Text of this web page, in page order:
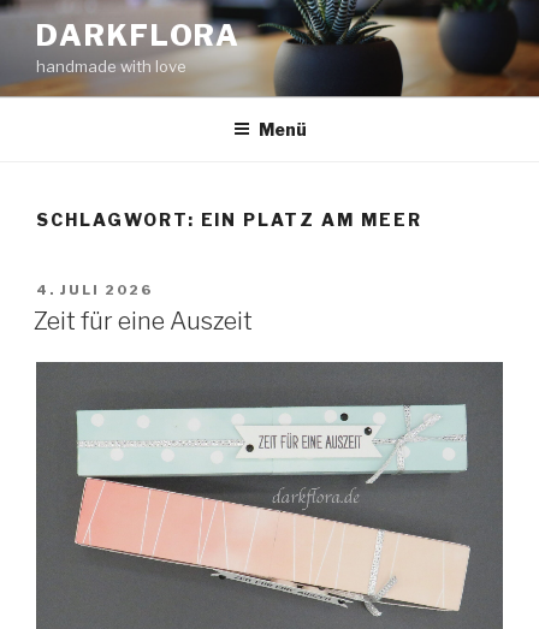
Zum
Inhalt
springen
DARKFLORA
handmade with love
Menü
SCHLAGWORT: EIN PLATZ AM MEER
VERÖFFENTLICHT
AM
4. JULI 2026
Zeit für eine Auszeit